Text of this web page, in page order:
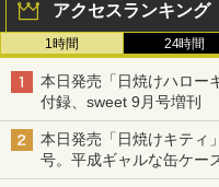
アクセスランキング
1時間 24時間
本日発売「日焼けハロー
付録、sweet 9月号増刊
本日発売「日焼けキティ
号。平成ギャルな缶ケー